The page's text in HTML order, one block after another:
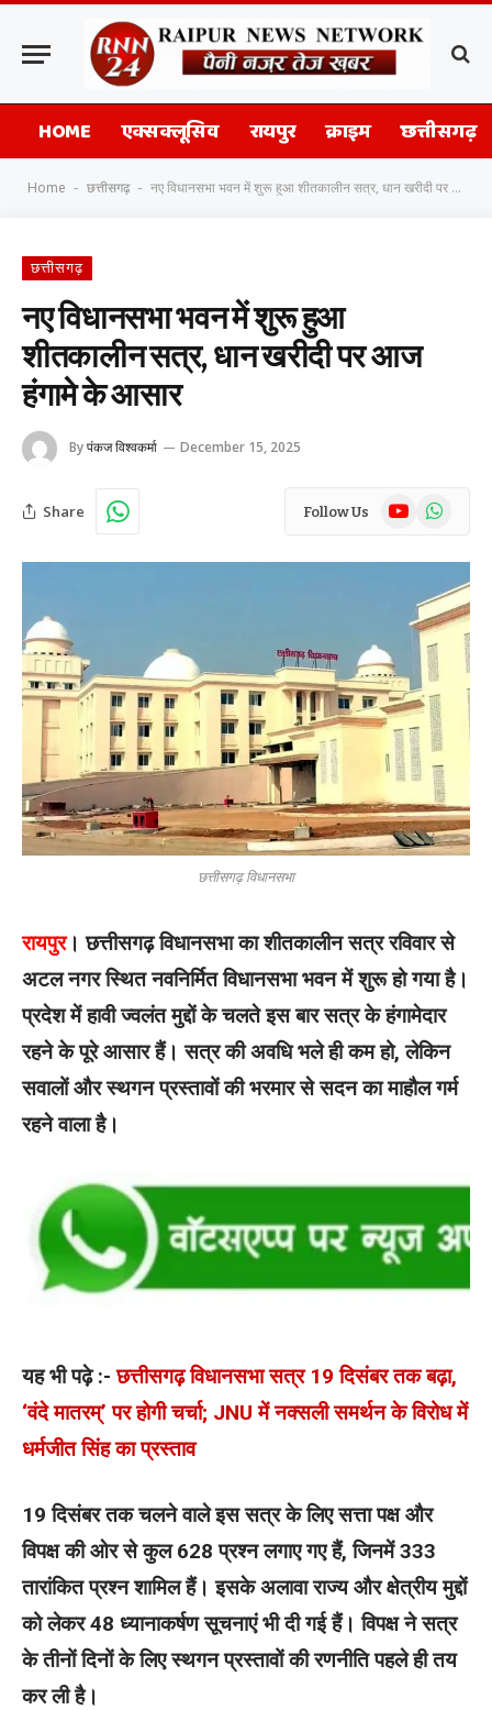
HOME एक्सक्लूसिव रायपुर क्राइम छत्तीसगढ़
Home - छत्तीसगढ़ - नए विधानसभा भवन में शुरू हुआ शीतकालीन सत्र, धान खरीदी पर आज हंगामे के आसार
छत्तीसगढ़
नए विधानसभा भवन में शुरू हुआ
शीतकालीन सत्र, धान खरीदी पर आज
हंगामे के आसार
Byपंकज विश्वकर्मा December 15, 2025
Share Follow Us YouTubeWhatsApp
छत्तीसगढ़ विधानसभा
रायपुर। छत्तीसगढ़ विधानसभा का शीतकालीन सत्र रविवार से
अटल नगर स्थित नवनिर्मित विधानसभा भवन में शुरू हो गया है।
प्रदेश में हावी ज्वलंत मुद्दों के चलते इस बार सत्र के हंगामेदार
रहने के पूरे आसार हैं। सत्र की अवधि भले ही कम हो, लेकिन
सवालों और स्थगन प्रस्तावों की भरमार से सदन का माहौल गर्म
रहने वाला है।
यह भी पढ़े :-छत्तीसगढ़ विधानसभा सत्र 19 दिसंबर तक बढ़ा,
‘वंदे मातरम्’ पर होगी चर्चा; JNU में नक्सली समर्थन के विरोध में
धर्मजीत सिंह का प्रस्ताव
19 दिसंबर तक चलने वाले इस सत्र के लिए सत्ता पक्ष और
विपक्ष की ओर से कुल 628 प्रश्न लगाए गए हैं, जिनमें 333
तारांकित प्रश्न शामिल हैं। इसके अलावा राज्य और क्षेत्रीय मुद्दों
को लेकर 48 ध्यानाकर्षण सूचनाएं भी दी गई हैं। विपक्ष ने सत्र
के तीनों दिनों के लिए स्थगन प्रस्तावों की रणनीति पहले ही तय
कर ली है।